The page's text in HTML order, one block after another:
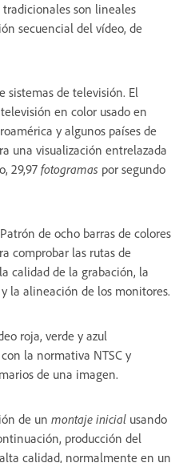
son lineales
secuencial del vídeo, de
sistemas de televisión. El
en color usado en
y algunos países de
una visualización entrelazada
29,97 fotogramas por segundo
Patrón de ocho barras de colores
comprobar las rutas de
calidad de la grabación, la
la alineación de los monitores.
roja, verde y azul
la normativa NTSC y
de una imagen.
de un montaje inicial usando
producción del
calidad, normalmente en un